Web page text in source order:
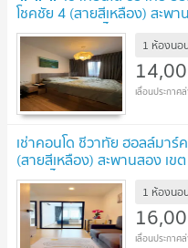
โชคชัย 4 (สายสีเหลือง) สะพ
120557 ✅ ทักไลน์
อาชีพ ✅ 🔥🔥🔥 UPDATE !
1 ห้องนอ
เช่าคอนโด ชีวาทัย ฮอลล์มาร์
(สายสีเหลือง) สะพานสอง เ
✅ ทักไลน์
✅ UPDATE ! 1 ห้องนอ